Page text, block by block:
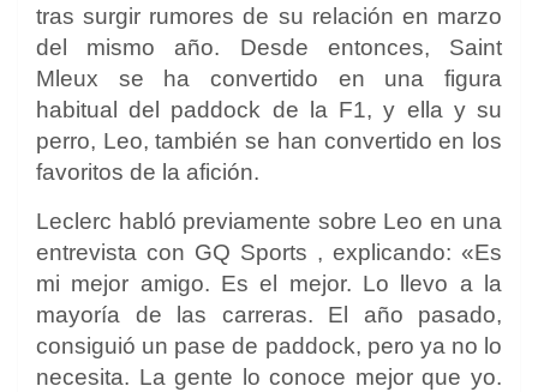
tras surgir rumores de su relación en marzo
del mismo año. Desde entonces, Saint
Mleux se ha convertido en una figura
habitual del paddock de la F1, y ella y su
perro, Leo, también se han convertido en los
favoritos de la afición.
Leclerc habló previamente sobre Leo en una
entrevista con GQ Sports , explicando: «Es
mi mejor amigo. Es el mejor. Lo llevo a la
mayoría de las carreras. El año pasado,
consiguió un pase de paddock, pero ya no lo
necesita. La gente lo conoce mejor que yo.